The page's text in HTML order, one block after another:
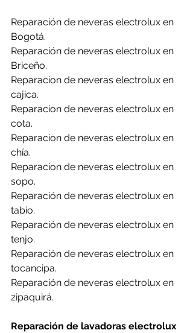
Reparación de neveras electrolux en
Bogotá.
Reparación de neveras electrolux en
Briceño.
Reparacion de neveras electrolux en
cajica.
Reparacion de neveras electrolux en
cota.
Reparacion de neveras electrolux en
chía.
Reparacion de neveras electrolux en
sopo.
Reparación de neveras electrolux en
tabio.
Reparación de neveras electrolux en
tenjo.
Reparación de neveras electrolux en
tocancipa.
Reparación de neveras electrolux en
zipaquirá.
Reparación de lavadoras electrolux